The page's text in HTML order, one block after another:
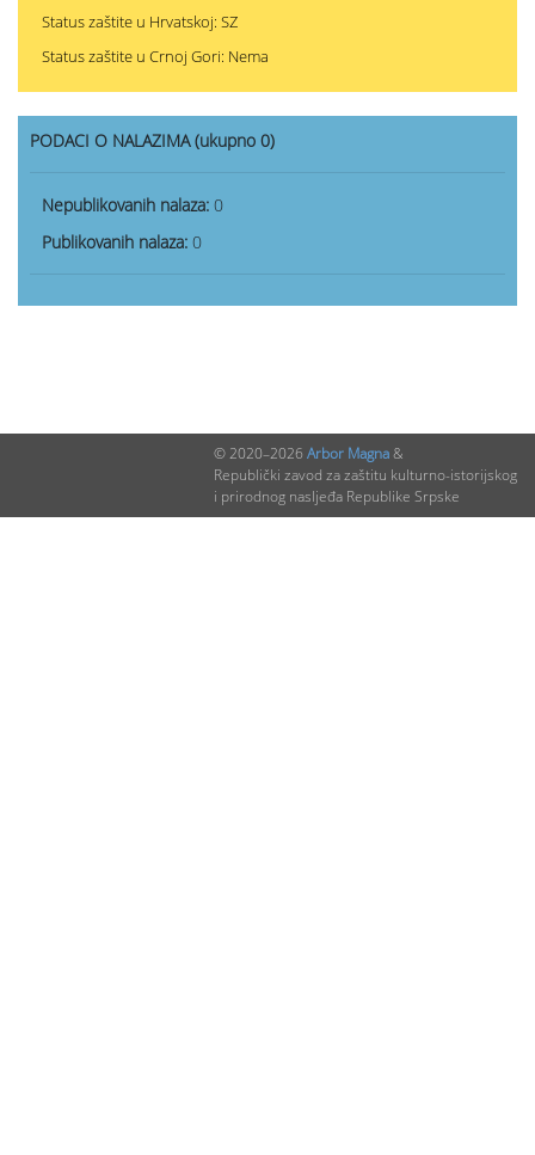
Status zaštite u Hrvatskoj: SZ
Status zaštite u Crnoj Gori: Nema
PODACI O NALAZIMA (ukupno 0)
Nepublikovanih nalaza: 0
Publikovanih nalaza: 0
© 2020–2026 Arbor Magna&
Republički zavod za zaštitu kulturno-istorijskog
i prirodnog nasljeđa Republike Srpske